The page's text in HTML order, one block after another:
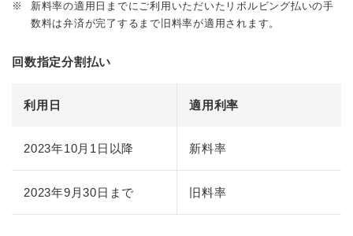
※
新料率の適用日までにご利用いただいたリボルビング払いの手
数料は弁済が完了するまで旧料率が適用されます。
回数指定分割払い
利用日 適用利率
2023年10月1日以降 新料率
2023年9月30日まで 旧料率